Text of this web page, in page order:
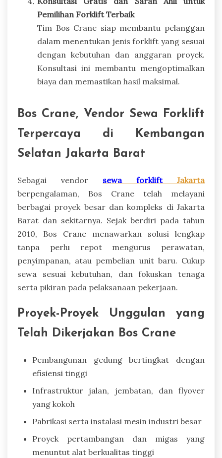
Pemilihan Forklift Terbaik
Tim Bos Crane siap membantu pelanggan
dalam menentukan jenis forklift yang sesuai
dengan kebutuhan dan anggaran proyek.
Konsultasi ini membantu mengoptimalkan
biaya dan memastikan hasil maksimal.
Bos Crane, Vendor Sewa Forklift
Terpercaya di Kembangan
Selatan Jakarta Barat
Sebagai vendor sewa forkliftJakarta
berpengalaman, Bos Crane telah melayani
berbagai proyek besar dan kompleks di Jakarta
Barat dan sekitarnya. Sejak berdiri pada tahun
2010, Bos Crane menawarkan solusi lengkap
tanpa perlu repot mengurus perawatan,
penyimpanan, atau pembelian unit baru. Cukup
sewa sesuai kebutuhan, dan fokuskan tenaga
serta pikiran pada pelaksanaan pekerjaan.
Proyek-Proyek Unggulan yang
Telah Dikerjakan Bos Crane
Pembangunan gedung bertingkat dengan
efisiensi tinggi
Infrastruktur jalan, jembatan, dan flyover
yang kokoh
Pabrikasi serta instalasi mesin industri besar
Proyek pertambangan dan migas yang
menuntut alat berkualitas tinggi